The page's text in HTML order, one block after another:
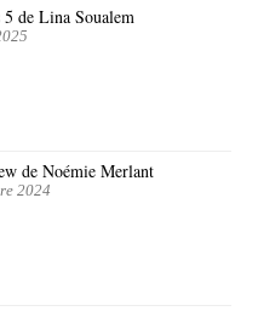
5 de Lina Soualem
de Noémie Merlant
2024